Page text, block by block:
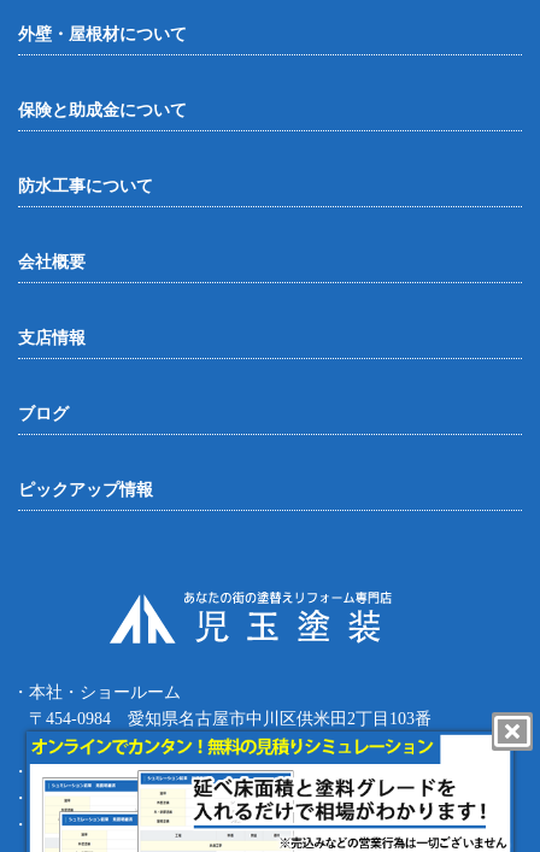
外壁・屋根材について
保険と助成金について
防水工事について
会社概要
支店情報
ブログ
ピックアップ情報
・本社・ショールーム
〒454-0984 愛知県名古屋市中川区供米田2丁目103番
Tel.052-387-8427 Fax.052-387-8497
・四日市支店 〒512-0911 三重県四日市市生桑町270-36
・緑支店 〒458-0801 愛知県名古屋市緑区鳴海町根古屋1-16
・工事部 〒455-0873 愛知県名古屋市港区春田野1丁目1709番地